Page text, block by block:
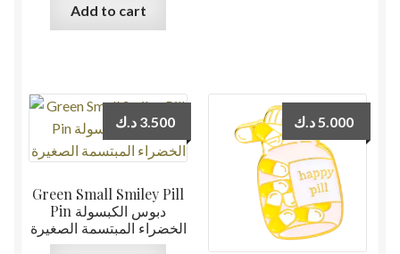
Add to cart
Green Small Smiley Pill
Pin دبوس الكبسولة
الخضراء المبتسمة الصغيرة
3.500 د.ك 5.000 د.ك